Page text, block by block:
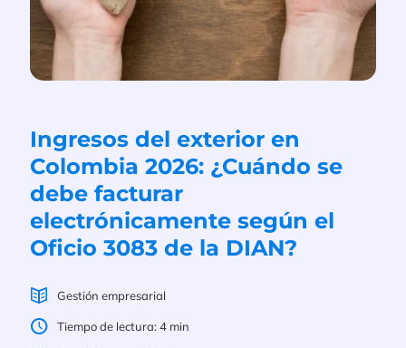
Ingresos del exterior en
Colombia 2026: ¿Cuándo se
debe facturar
electrónicamente según el
Oficio 3083 de la DIAN?
Gestión empresarial
Tiempo de lectura: 4 min